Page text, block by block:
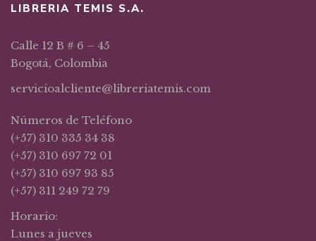
LIBRERIA TEMIS S.A.
Calle 12 B # 6 – 45
Bogotá, Colombia
servicioalcliente@libreriatemis.com
Números de Teléfono
(+57) 310 335 34 38
(+57) 310 697 72 01
(+57) 310 697 93 85
(+57) 311 249 72 79
Horario:
Lunes a jueves